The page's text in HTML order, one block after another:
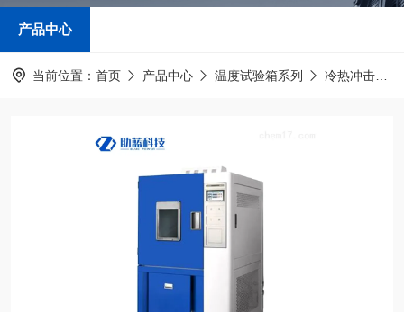
产品中心
当前位置： 首页 产品中心 温度试验箱系列 冷热冲击试验箱